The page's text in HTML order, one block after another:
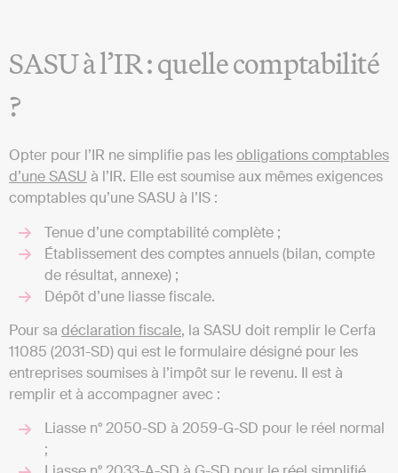
SASU à l’IR : quelle comptabilité
?
Opter pour l’IR ne simplifie pas lesobligations comptables
d’une SASU à l’IR. Elle est soumise aux mêmes exigences
comptables qu’une SASU à l’IS :
Tenue d’une comptabilité complète ;
Établissement des comptes annuels (bilan, compte
de résultat, annexe) ;
Dépôt d’une liasse fiscale.
Pour sa déclaration fiscale, la SASU doit remplir le Cerfa
11085 (2031-SD) qui est le formulaire désigné pour les
entreprises soumises à l’impôt sur le revenu. Il est à
remplir et à accompagner avec :
Liasse n° 2050-SD à 2059-G-SD pour le réel normal
;